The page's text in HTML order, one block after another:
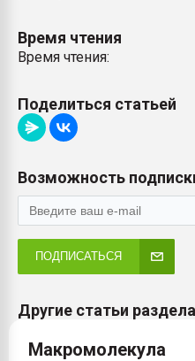
Время чтения
Время чтения:
Поделиться статьей
Возможность
ПОДПИСАТЬСЯ
Другие статьи раздела
Макромолекула